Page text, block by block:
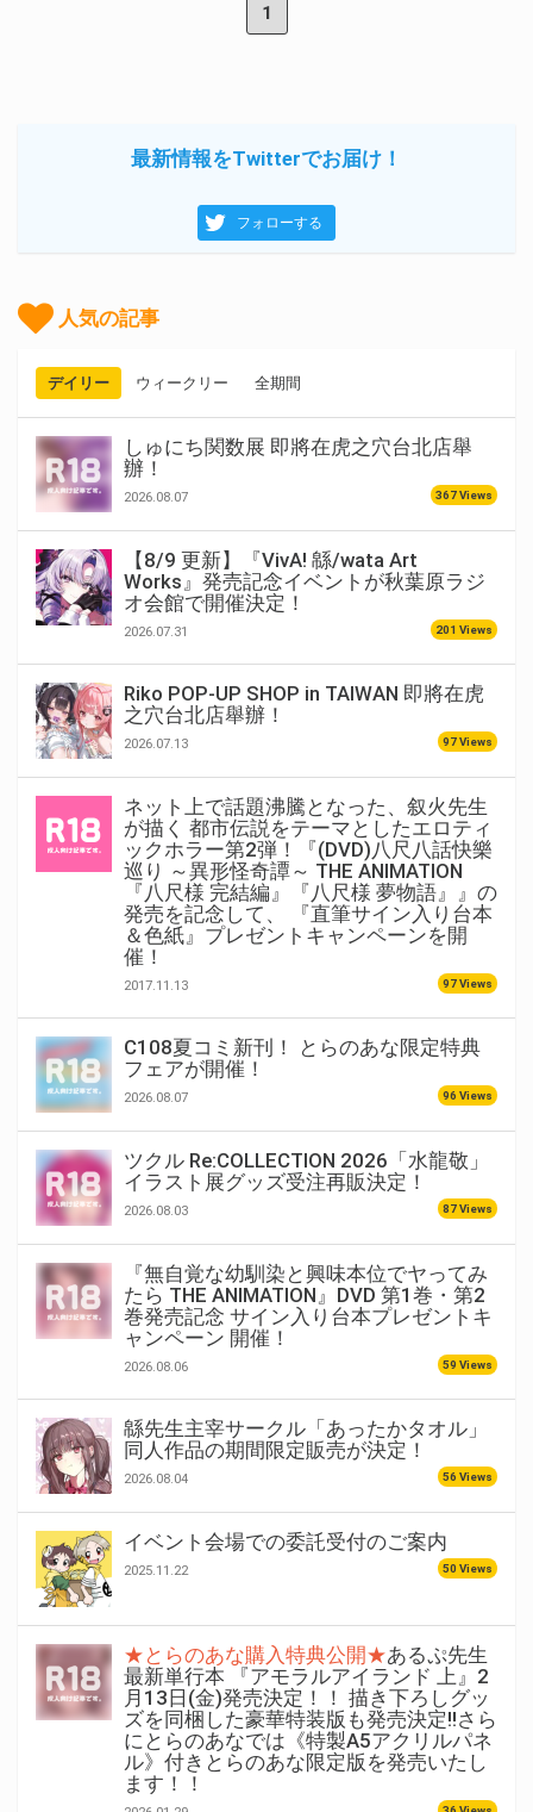
1
最新情報をTwitterでお届け！
フォローする
人気の記事
デイリー ウィークリー 全期間
しゅにち関数展 即將在虎之穴台北店舉
辦！
2026.08.07 367 Views
【8/9 更新】『VivA! 緜/wata Art
Works』発売記念イベントが秋葉原ラジ
オ会館で開催決定！
2026.07.31 201 Views
Riko POP-UP SHOP in TAIWAN 即將在虎
之穴台北店舉辦！
2026.07.13 97 Views
ネット上で話題沸騰となった、叙火先生
が描く 都市伝説をテーマとしたエロティ
ックホラー第2弾！『(DVD)八尺八話快樂
巡り ～異形怪奇譚～ THE ANIMATION
『八尺様 完結編』『八尺様 夢物語』』の
発売を記念して、 『直筆サイン入り台本
＆色紙』プレゼントキャンペーンを開
催！
2017.11.13 97 Views
C108夏コミ新刊！ とらのあな限定特典
フェアが開催！
2026.08.07 96 Views
ツクル Re:COLLECTION 2026「水龍敬」
イラスト展グッズ受注再販決定！
2026.08.03 87 Views
『無自覚な幼馴染と興味本位でヤってみ
たら THE ANIMATION』DVD 第1巻・第2
巻発売記念 サイン入り台本プレゼントキ
ャンペーン 開催！
2026.08.06 59 Views
緜先生主宰サークル「あったかタオル」
同人作品の期間限定販売が決定！
2026.08.04 56 Views
イベント会場での委託受付のご案内
2025.11.22 50 Views
★とらのあな購入特典公開★あるぷ先生
最新単行本 『アモラルアイランド 上』2
月13日(金)発売決定！！ 描き下ろしグッ
ズを同梱した豪華特装版も発売決定!!さら
にとらのあなでは《特製A5アクリルパネ
ル》付きとらのあな限定版を発売いたし
ます！！